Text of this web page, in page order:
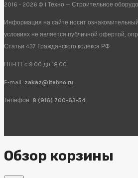
2016 - 2026 © 1 Техно — Строительное
Информация на сайте носит
условиях не является публичной офертой,
Статьи 437 Гражданского кодекса РФ
ПН-ПТ с 9.00 до 18.00
E-mail: zakaz@1tehno.ru
Телефон: 8 (916) 700-63-54
Обзор корзины